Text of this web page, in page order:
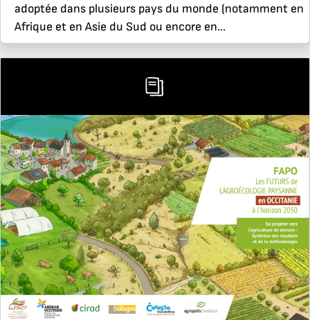
adoptée dans plusieurs pays du monde (notamment en
Afrique et en Asie du Sud ou encore en...